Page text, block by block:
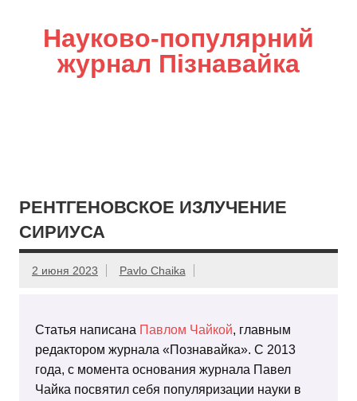
Науково-популярний
журнал Пізнавайка
РЕНТГЕНОВСКОЕ ИЗЛУЧЕНИЕ
СИРИУСА
2 июня 2023 Pavlo Chaika
Статья написана Павлом Чайкой, главным
редактором журнала «Познавайка». С 2013
года, с момента основания журнала Павел
Чайка посвятил себя популяризации науки в